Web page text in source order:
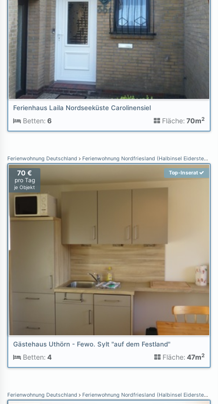
Ferienhaus Laila Nordseeküste Carolinensiel
Betten: 6 Fläche: 70m2
Ferienwohnung Deutschland Ferienwohnung Nordfriesland (Halbinsel Eiderstedt)
70 €
pro Tag
je Objekt
Top-Inserat
Gästehaus Uthörn - Fewo. Sylt "auf dem Festland"
Betten: 4 Fläche: 47m2
Ferienwohnung Deutschland Ferienwohnung Nordfriesland (Halbinsel Eiderstedt)